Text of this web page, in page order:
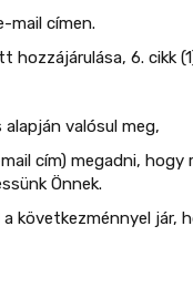
mail címen.
hozzájárulása, 6. cikk
valósul meg,
cím) megadni, hogy
Önnek.
következménnyel jár,